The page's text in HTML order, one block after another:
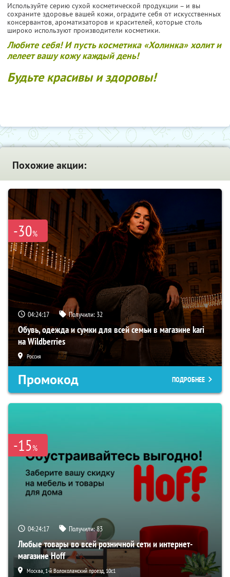
Используйте серию сухой косметической продукции – и вы
сохраните здоровье вашей кожи, оградите себя от искусственных
консервантов, ароматизаторов и красителей, которые столь
широко используют производители косметики.
Любите себя! И пусть косметика «Холинка» холит и
лелеет вашу кожу каждый день!
Будьте красивы и здоровы!
Похожие акции:
-30%
04:24:16 Получили: 32
Обувь, одежда и сумки для всей семьи в магазине kari
на Wildberries
Россия
Промокод ПОДРОБНЕЕ
-15%
04:24:16 Получили:83
Любые товары во всей розничной сети и интернет-
магазине Hoff
Москва, 1-й Волоколамский проезд, 10с1